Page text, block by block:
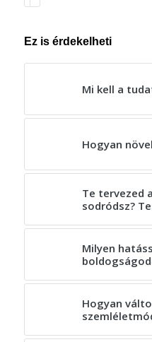
Ez is érdekelheti
Mi kell a
Hogyan
Te tervezed
sodródsz?
Milyen
Hogyan